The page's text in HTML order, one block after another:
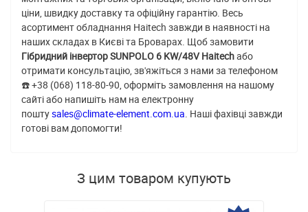
ціни, швидку доставку та офіційну гарантію. Весь
асортимент обладнання Haitech завжди в наявності на
наших складах в Києві та Броварах. Щоб замовити
Гібридний інвертор SUNPOLO 6 KW/48V Haitechабо
отримати консультацію, зв'яжіться з нами за телефоном
☎️ +38 (068) 118-80-90, оформіть замовлення на нашому
сайті або напишіть нам на електронну
поштуsales@climate-element.com.ua. Наші фахівці завжди
готові вам допомогти!
З цим товаром купують